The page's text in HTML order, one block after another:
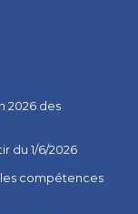
2026 des
du 1/6/2026
les compétences